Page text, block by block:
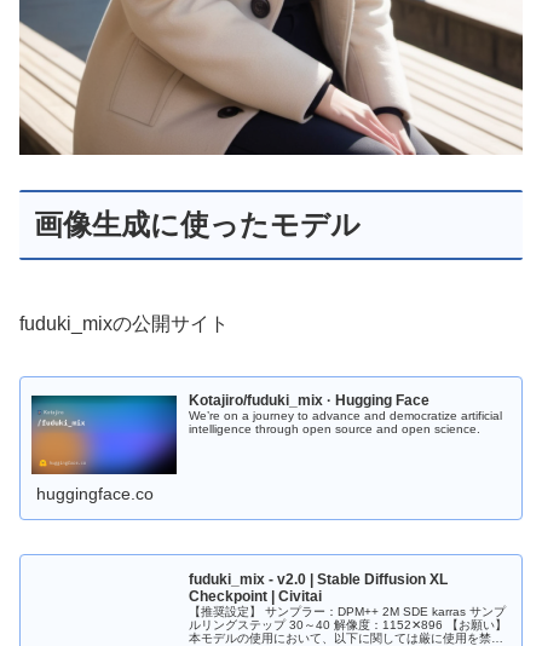
画像生成に使ったモデル
fuduki_mixの公開サイト
Kotajiro/fuduki_mix · Hugging Face
We’re on a journey to advance and democratize artificial
intelligence through open source and open science.
huggingface.co
fuduki_mix - v2.0 | Stable Diffusion XL
Checkpoint | Civitai
【推奨設定】 サンプラー：DPM++ 2M SDE karras サンプ
ルリングステップ 30～40 解像度：1152✕896 【お願い】
本モデルの使用において、以下に関しては厳に使用を禁止